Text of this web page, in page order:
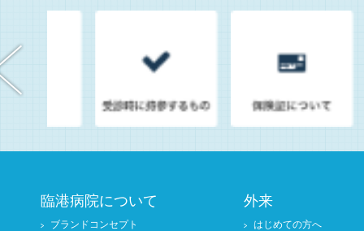
臨港病院について
ブランドコンセプト
外来
はじめての方へ